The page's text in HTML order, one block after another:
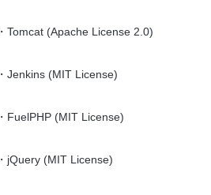
・Tomcat (Apache License 2.0)
・Jenkins (MIT License)
・FuelPHP (MIT License)
・jQuery (MIT License)